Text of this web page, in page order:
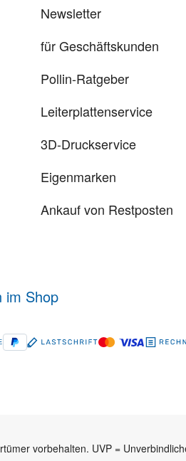
Newsletter
für Geschäftskunden
Pollin-Ratgeber
Leiterplattenservice
3D-Druckservice
Eigenmarken
Ankauf von Restposten
im Shop
vorbehalten. UVP =